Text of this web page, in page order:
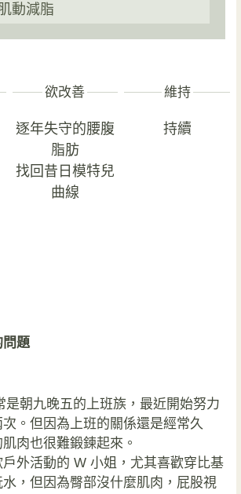
動減脂
欲改善
逐年失守的腰腹
脂肪
找回昔日模特兒
曲線
維持
持續
問題
是朝九晚五的上班族，最近開始努力
。但因為上班的關係還是經常久
肉也很難鍛鍊起來。
外活動的 W 小姐，尤其喜歡穿比基
，但因為臀部沒什麼肌肉，屁股視